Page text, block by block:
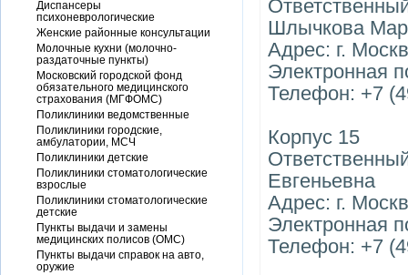
Шлычкова
Адрес: г.
Электронная
Телефон: +7
Корпус 15
Евгеньевна
Адрес: г.
Электронная
Телефон: +7
Диспансеры
психоневрологические
Женские районные консультации
Молочные кухни (молочно-
раздаточные пункты)
Московский городской фонд
обязательного медицинского
страхования (МГФОМС)
Поликлиники ведомственные
Поликлиники городские,
амбулатории, МСЧ
Поликлиники детские
Поликлиники стоматологические
взрослые
Поликлиники стоматологические
детские
Пункты выдачи и замены
медицинских полисов (ОМС)
Пункты выдачи справок на авто,
оружие